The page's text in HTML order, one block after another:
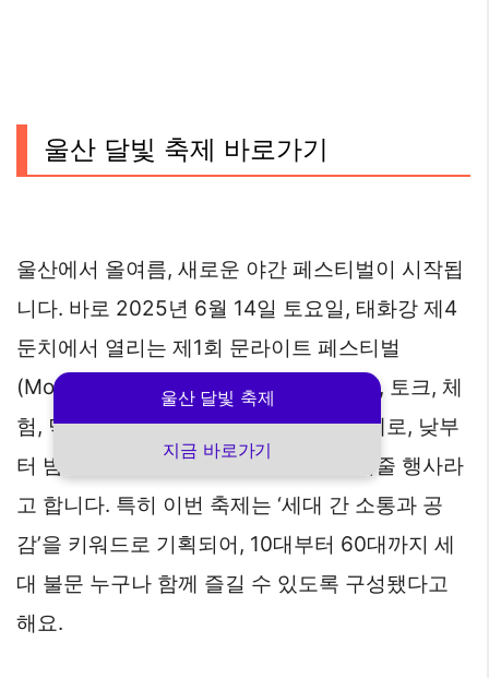
울산 달빛 축제
지금 바로가기
울산 달빛 축제 바로가기
울산에서 올여름, 새로운 야간 페스티벌이 시작됩
니다. 바로 2025년 6월 14일 토요일, 태화강 제4
둔치에서 열리는 제1회 문라이트 페스티벌
(Moonlight Festival)인데요, 음악, 영화, 토크, 체
험, 먹거리까지 모두 담은 종합 문화 축제로, 낮부
터 밤까지 울산의 밤을 특별하게 만들어줄 행사라
고 합니다. 특히 이번 축제는 ‘세대 간 소통과 공
감’을 키워드로 기획되어, 10대부터 60대까지 세
대 불문 누구나 함께 즐길 수 있도록 구성됐다고
해요.